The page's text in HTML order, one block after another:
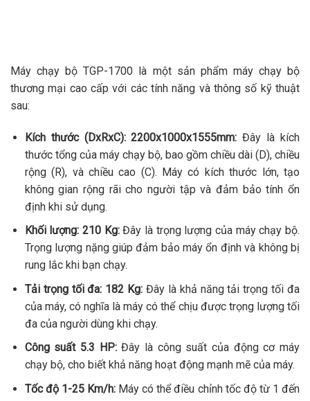
Máy chạy bộ TGP-1700 là một sản phẩm máy chạy bộ
thương mại cao cấp với các tính năng và thông số kỹ thuật
sau:
Kích thước (DxRxC): 2200x1000x1555mm: Đây là kích
thước tổng của máy chạy bộ, bao gồm chiều dài (D), chiều
rộng (R), và chiều cao (C). Máy có kích thước lớn, tạo
không gian rộng rãi cho người tập và đảm bảo tính ổn
định khi sử dụng.
Khối lượng: 210 Kg:Đây là trọng lượng của máy chạy bộ.
Trọng lượng nặng giúp đảm bảo máy ổn định và không bị
rung lắc khi bạn chạy.
Tải trọng tối đa: 182 Kg: Đây là khả năng tải trọng tối đa
của máy, có nghĩa là máy có thể chịu được trọng lượng tối
đa của người dùng khi chạy.
Công suất 5.3 HP:Đây là công suất của động cơ máy
chạy bộ, cho biết khả năng hoạt động mạnh mẽ của máy.
Tốc độ 1-25 Km/h: Máy có thể điều chỉnh tốc độ từ 1 đến